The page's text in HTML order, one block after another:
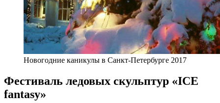
Новогодние каникулы в Санкт-Петербурге 2017
Фестиваль ледовых скульптур «ICE
fantasy»